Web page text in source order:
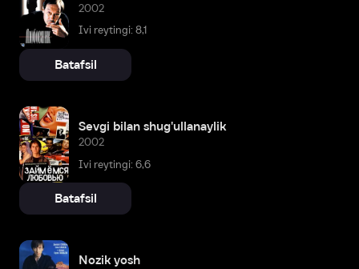
2002
Ivi reytingi: 8,1
Batafsil
Sevgi bilan shug'ullanaylik
2002
Ivi reytingi: 6,6
Batafsil
Nozik yosh